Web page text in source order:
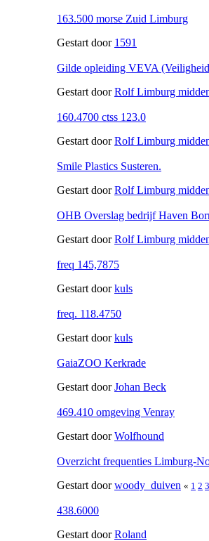
163.500 morse Zuid Limburg
Gestart door 1591
Gilde opleiding VEVA
Gestart doorRolf Limburg
160.4700 ctss 123.0
Gestart doorRolf Limburg
Smile Plastics Susteren.
Gestart doorRolf Limburg
OHB Overslag bedrijf Haven
Gestart doorRolf Limburg
freq 145,7875
Gestart doorkuls
freq. 118.4750
Gestart doorkuls
GaiaZOO Kerkrade
Gestart doorJohan Beck
469.410 omgeving Venray
Gestart doorWolfhound
Overzicht frequenties Limburg-
Gestart doorwoody_duiven « 1 2 3
438.6000
Gestart doorRoland